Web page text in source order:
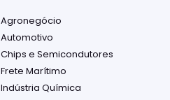
Agronegócio
Automotivo
Chips e Semicondutores
Frete Marítimo
Indústria Química